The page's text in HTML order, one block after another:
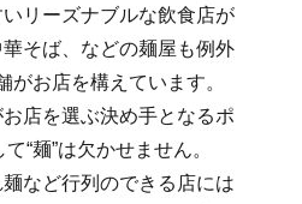
リーズナブルな飲食店が
そば、などの麺屋も例外
がお店を構えています。
店を選ぶ決め手となるポ
“麺”は欠かせません。
など行列のできる店には